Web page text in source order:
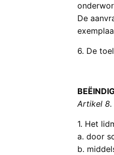
De
6. De
Artikel 8.
1. Het
a. door
b.